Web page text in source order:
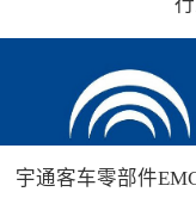
宇通客车零部件